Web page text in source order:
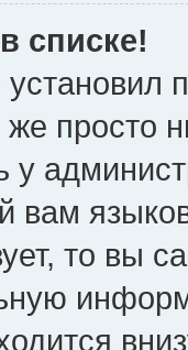
списке!
просто
у
вам
то вы